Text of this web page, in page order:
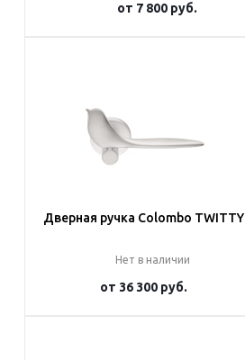
от 7 800 руб.
Дверная ручка Colombo TWITTY
Нет в наличии
от 36 300 руб.